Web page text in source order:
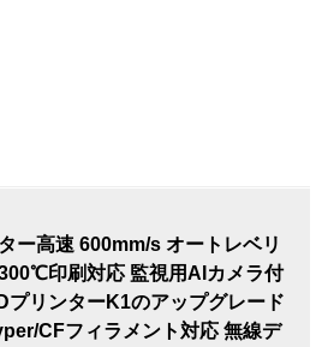
ー高速 600mm/s オートレベリ
印刷対応 監視用AIカメラ付
プリンターK1のアップグレード
CFフィラメント対応 無線デ